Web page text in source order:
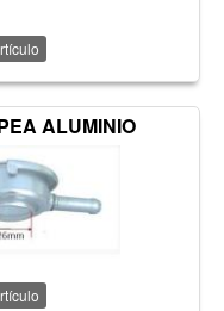
ALUMINIO